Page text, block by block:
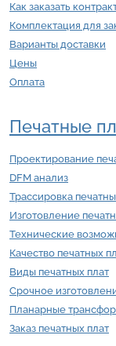
Как заказать
Комплектация для
Варианты доставки
Цены
Оплата
Печатные
Проектирование
DFM анализ
Трассировка
Изготовление
Технические
Качество печатных
Виды печатных плат
Срочное
Планарные
Заказ печатных плат